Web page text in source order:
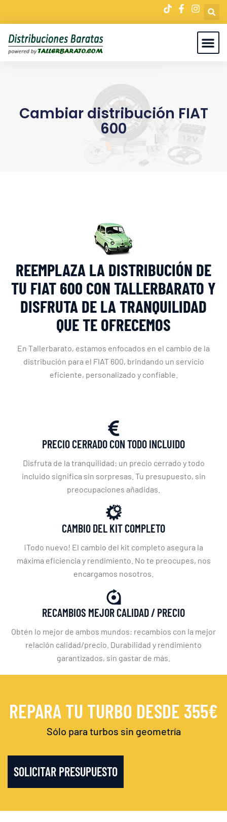
Cambiar distribución FIAT
600
REEMPLAZA LA DISTRIBUCIÓN DE
TU FIAT 600 CON TALLERBARATO Y
DISFRUTA DE LA TRANQUILIDAD
QUE TE OFRECEMOS
En Tallerbarato, estamos enfocados en el cambio de la
distribución para el FIAT 600, brindando un servicio
eficiente, personalizado y confiable.
PRECIO CERRADO CON TODO INCLUIDO
Disfruta de la tranquilidad: un precio cerrado y todo
incluido significa sin sorpresas. Tu presupuesto, sin
preocupaciones añadidas.
CAMBIO DEL KIT COMPLETO
¡Todo nuevo! El cambio del kit completo asegura la
máxima eficiencia y rendimiento. No te preocupes, nos
encargamos nosotros.
RECAMBIOS MEJOR CALIDAD / PRECIO
Obtén lo mejor de ambos mundos: recambios con la mejor
relación calidad/precio. Durabilidad y rendimiento
garantizados, sin gastar de más.
REPARA TU TURBO DESDE 355€
Sólo para turbos sin geometría
SOLICITAR PRESUPUESTO